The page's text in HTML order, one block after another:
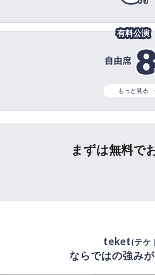
有料公演
もっと見る
まずは無料で
teket(テケ
ならではの強み